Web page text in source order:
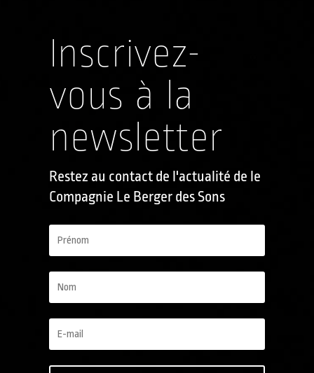
Inscrivez-
vous à la
newsletter
Restez au contact de l'actualité de le
Compagnie Le Berger des Sons